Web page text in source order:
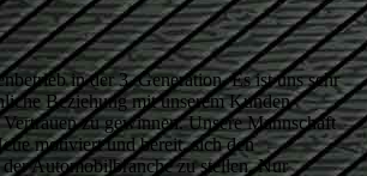
in der 3. Generation. Es ist uns sehr
Beziehung mit unserem Kunden
zu gewinnen. Unsere Mannschaft
motiviert und bereit, sich den
Automobilbranche zu stellen. Nur